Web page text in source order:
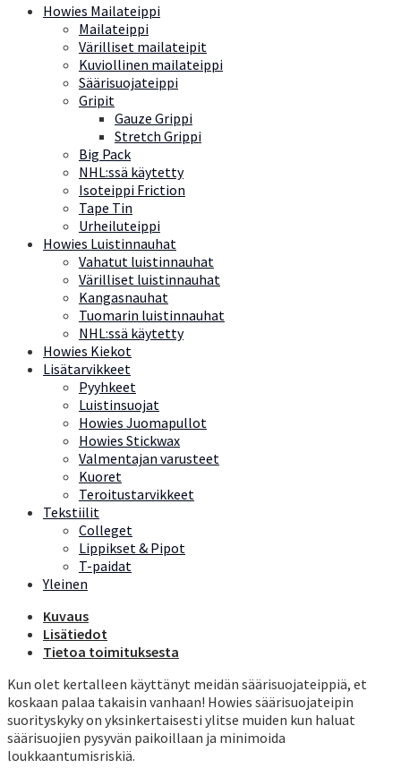
Howies Mailateippi
Mailateippi
Värilliset mailateipit
Kuviollinen mailateippi
Säärisuojateippi
Gripit
Gauze Grippi
Stretch Grippi
Big Pack
NHL:ssä käytetty
Isoteippi Friction
Tape Tin
Urheiluteippi
Howies Luistinnauhat
Vahatut luistinnauhat
Värilliset luistinnauhat
Kangasnauhat
Tuomarin luistinnauhat
NHL:ssä käytetty
Howies Kiekot
Lisätarvikkeet
Pyyhkeet
Luistinsuojat
Howies Juomapullot
Howies Stickwax
Valmentajan varusteet
Kuoret
Teroitustarvikkeet
Tekstiilit
Colleget
Lippikset & Pipot
T-paidat
Yleinen
Kuvaus
Lisätiedot
Tietoa toimituksesta
Kun olet kertalleen käyttänyt meidän säärisuojateippiä, et
koskaan palaa takaisin vanhaan! Howies säärisuojateipin
suorityskyky on yksinkertaisesti ylitse muiden kun haluat
säärisuojien pysyvän paikoillaan ja minimoida
loukkaantumisriskiä.